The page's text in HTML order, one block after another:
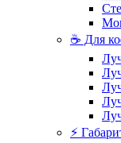
☕ Для
⚡